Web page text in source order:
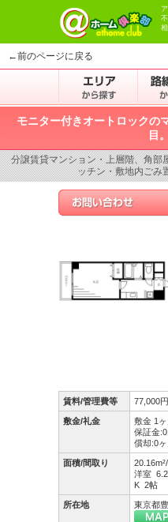
←前のページに戻る
モニター付きオートロックの
目
分譲賃貸マンション・上層階、角部
ッチン・敷地内ご
賃料/管理費等 77,000
敷金/礼金
敷金 1
保証金:0
償却:0ヶ
面積/間取り
洋室
K 2帖
所在地 東京都